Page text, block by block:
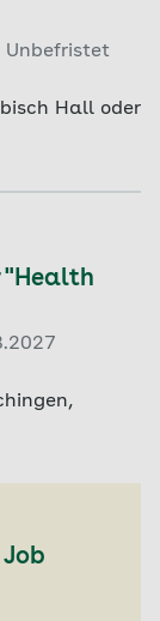
Unbefristet
Hall oder
"Health